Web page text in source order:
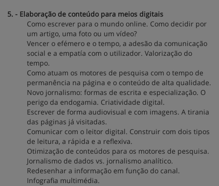
5. - Elaboração de conteúdo para meios digitais
Como escrever para o mundo online. Como decidir por
um artigo, uma foto ou um vídeo?
Vencer o efémero e o tempo, a adesão da comunicação
social e a empatía com o utilizador. Valorização do
tempo.
Como atuam os motores de pesquisa com o tempo de
permanência na página e o conteúdo de alta qualidade.
Novo jornalismo: formas de escrita e especialização. O
perigo da endogamia. Criatividade digital.
Escrever de forma audiovisual e com imagens. A tirania
das páginas já visitadas.
Comunicar com o leitor digital. Construir com dois tipos
de leitura, a rápida e a reflexiva.
Otimização de conteúdos para os motores de pesquisa.
Jornalismo de dados vs. jornalismo analítico.
Redesenhar a informação em função do canal.
Infografia multimédia.